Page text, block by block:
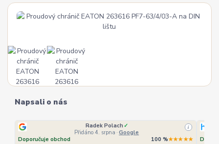
Napsali o nás
Radek Polach ✓
Přidáno 4. srpna · Google
i
Doporučuje obchod 100 %★★★★★